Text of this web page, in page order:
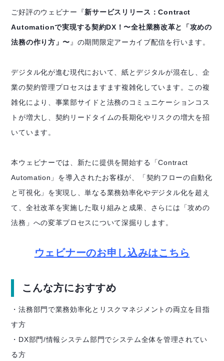
ご好評のウェビナー『新サービスリリース：Contract
Automationで実現する契約DX！〜全社業務改革と「攻めの
法務の作り方」〜』の期間限定アーカイブ配信を行います。
デジタル化が進む現代において、紙とデジタルが混在し、企
業の契約管理プロセスはますます複雑化しています。この複
雑化により、事業部サイドと法務のコミュニケーションコス
トが増大し、契約リードタイムの長期化やリスクの増大を招
いています。
本ウェビナーでは、新たに提供を開始する「Contract
Automation」を導入されたお客様が、「契約フローの自動化
と可視化」を実現し、単なる業務効率化やデジタル化を超え
て、全社改革を実施した取り組みと成果、さらには「攻めの
法務」への変革プロセスについて深掘りします。
ウェビナーのお申し込みはこちら
こんな方におすすめ
・法務部門で業務効率化とリスクマネジメントの両立を目指
す方
・DX部門/情報システム部門でシステム全体を管理されてい
る方